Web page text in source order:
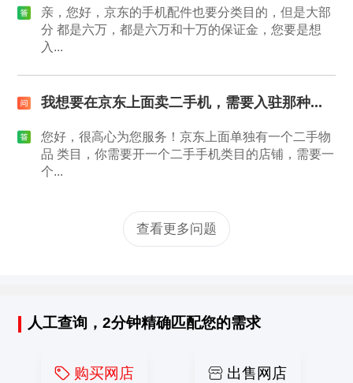
亲，您好，京东的手机配件也要分类目的，但是大部
分 都是六万，都是六万和十万的保证金，您要是想
入...
我想要在京东上面卖二手机，需要入驻那种...
您好，很高心为您服务！京东上面单独有一个二手物
品 类目，你需要开一个二手手机类目的店铺，需要一
个...
查看更多问题
人工查询，2分钟精确匹配您的需求
购买网店 出售网店